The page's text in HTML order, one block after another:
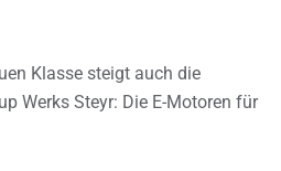
Klasse steigt auch die
Werks Steyr: Die E-Motoren für